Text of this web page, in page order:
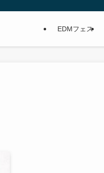
EDMフェス